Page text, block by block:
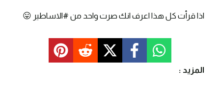
اذا قرأت كل هذا اعرف انك صرت واحد من #الاساطير 😛
المزيد :